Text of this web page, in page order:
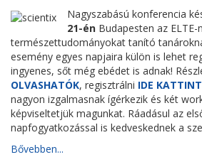
Nagyszabású konferencia
21-én Budapesten az ELTE-n
természettudományokat tanító
esemény egyes napjaira külön is lehet
ingyenes, sőt még ebédet is adnak!
OLVASHATÓK, regisztrálni IDE
nagyon izgalmasnak ígérkezik és két
képviseltetjük magunkat. Ráadásul az
napfogyatkozással is kedveskednek a
Bővebben...